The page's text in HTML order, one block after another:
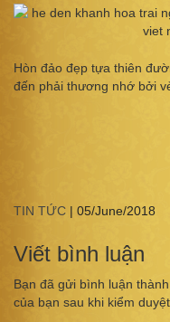
Hòn đảo đẹp tựa thiên
đến phải thương nhớ bởi
TIN TỨC | 05/June/2018
Viết bình luận
Bạn đã gửi bình luận
của bạn sau khi kiểm